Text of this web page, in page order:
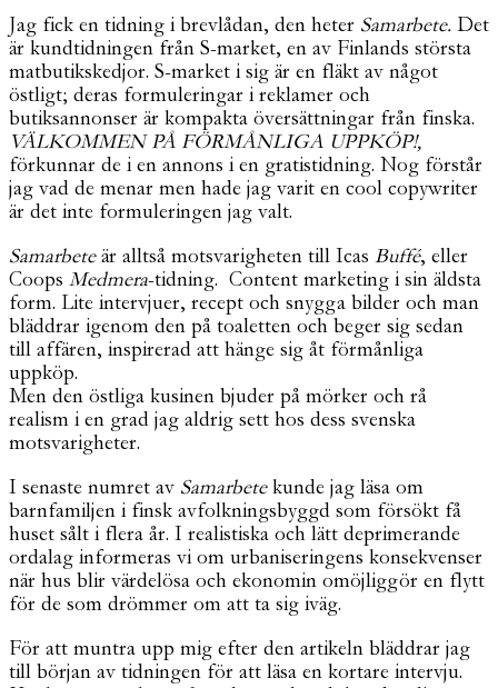
Jag fick en tidning i brevlådan, den heter Samarbete. Det
är kundtidningen från S-market, en av Finlands största
matbutikskedjor. S-market i sig är en fläkt av något
östligt; deras formuleringar i reklamer och
butiksannonser är kompakta översättningar från finska.
VÄLKOMMEN PÅ FÖRMÅNLIGA UPPKÖP!,
förkunnar de i en annons i en gratistidning. Nog förstår
jag vad de menar men hade jag varit en cool copywriter
är det inte formuleringen jag valt.
Samarbeteär alltså motsvarigheten till Icas Buffé, eller
Coops Medmera-tidning. Content marketing i sin äldsta
form. Lite intervjuer, recept och snygga bilder och man
bläddrar igenom den på toaletten och beger sig sedan
till affären, inspirerad att hänge sig åt förmånliga
uppköp.
Men den östliga kusinen bjuder på mörker och rå
realism i en grad jag aldrig sett hos dess svenska
motsvarigheter.
I senaste numret av Samarbetekunde jag läsa om
barnfamiljen i finsk avfolkningsbyggd som försökt få
huset sålt i flera år. I realistiska och lätt deprimerande
ordalag informeras vi om urbaniseringens konsekvenser
när hus blir värdelösa och ekonomin omöjliggör en flytt
för de som drömmer om att ta sig iväg.
För att muntra upp mig efter den artikeln bläddrar jag
till början av tidningen för att läsa en kortare intervju.